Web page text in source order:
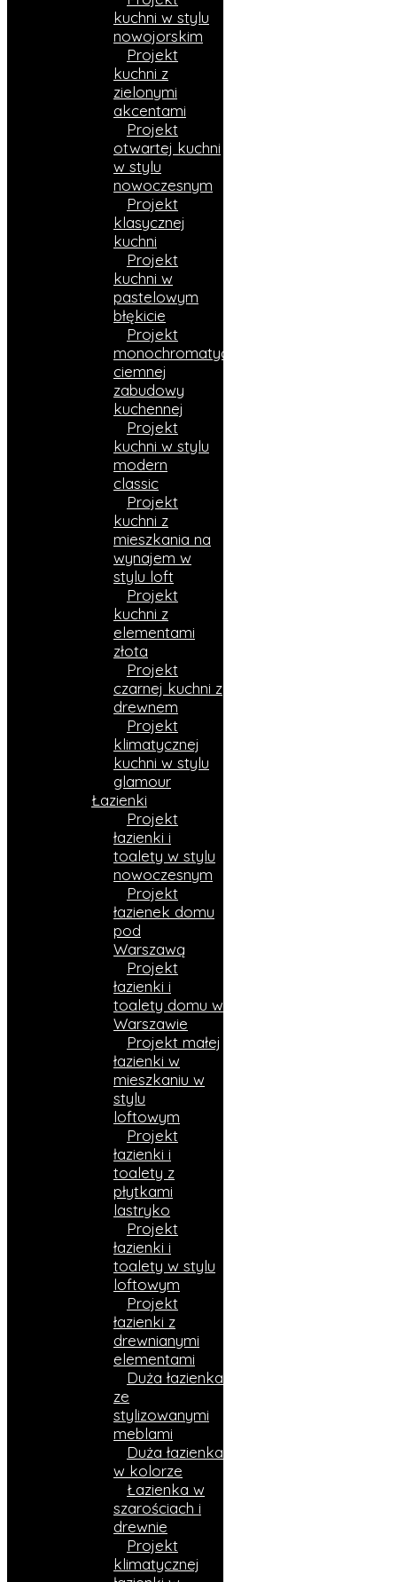
kuchni w stylu
nowojorskim
Projekt
kuchni z
zielonymi
akcentami
Projekt
otwartej kuchni
w stylu
nowoczesnym
Projekt
klasycznej
kuchni
Projekt
kuchni w
pastelowym
błękicie
Projekt
monochromatycznej
ciemnej
zabudowy
kuchennej
Projekt
kuchni w stylu
modern
classic
Projekt
kuchni z
mieszkania na
wynajem w
stylu loft
Projekt
kuchni z
elementami
złota
Projekt
czarnej kuchni z
drewnem
Projekt
klimatycznej
kuchni w stylu
glamour
Łazienki
Projekt
łazienki i
toalety w stylu
nowoczesnym
Projekt
łazienek domu
pod
Warszawą
Projekt
łazienki i
toalety domu w
Warszawie
Projekt małej
łazienki w
mieszkaniu w
stylu
loftowym
Projekt
łazienki i
toalety z
płytkami
lastryko
Projekt
łazienki i
toalety w stylu
loftowym
Projekt
łazienki z
drewnianymi
elementami
Duża łazienka
ze
stylizowanymi
meblami
Duża łazienka
w kolorze
Łazienka w
szarościach i
drewnie
Projekt
klimatycznej